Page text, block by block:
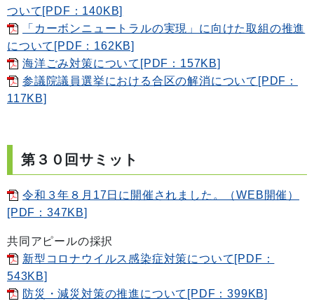
ついて[PDF：140KB]
「カーボンニュートラルの実現」に向けた取組の推進
について[PDF：162KB]
海洋ごみ対策について[PDF：157KB]
参議院議員選挙における合区の解消について[PDF：
117KB]
第３０回サミット
令和３年８月17日に開催されました。（WEB開催）
[PDF：347KB]
共同アピールの採択
新型コロナウイルス感染症対策について[PDF：
543KB]
防災・減災対策の推進について[PDF：399KB]